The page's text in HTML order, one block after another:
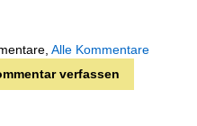
Alle Kommentare
verfassen